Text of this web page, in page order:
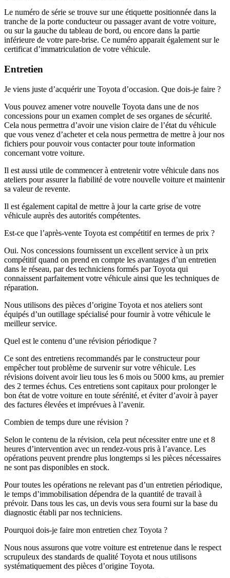
Le numéro de série se trouve sur une étiquette positionnée dans la
tranche de la porte conducteur ou passager avant de votre voiture,
ou sur la gauche du tableau de bord, ou encore dans la partie
inférieure de votre pare-brise. Ce numéro apparait également sur le
certificat d’immatriculation de votre véhicule.
Entretien
Je viens juste d’acquérir une Toyota d’occasion. Que dois-je faire ?
Vous pouvez amener votre nouvelle Toyota dans une de nos
concessions pour un examen complet de ses organes de sécurité.
Cela nous permettra d’avoir une vision claire de l’état du véhicule
que vous venez d’acheter et cela nous permettra de mettre à jour nos
fichiers pour pouvoir vous contacter pour toute information
concernant votre voiture.
Il est aussi utile de commencer à entretenir votre véhicule dans nos
ateliers pour assurer la fiabilité de votre nouvelle voiture et maintenir
sa valeur de revente.
Il est également capital de mettre à jour la carte grise de votre
véhicule auprès des autorités compétentes.
Est-ce que l’après-vente Toyota est compétitif en termes de prix ?
Oui. Nos concessions fournissent un excellent service à un prix
compétitif quand on prend en compte les avantages d’un entretien
dans le réseau, par des techniciens formés par Toyota qui
connaissent parfaitement votre véhicule ainsi que les techniques de
réparation.
Nous utilisons des pièces d’origine Toyota et nos ateliers sont
équipés d’un outillage spécialisé pour fournir à votre véhicule le
meilleur service.
Quel est le contenu d’une révision périodique ?
Ce sont des entretiens recommandés par le constructeur pour
empêcher tout problème de survenir sur votre véhicule. Les
révisions doivent avoir lieu tous les 6 mois ou 5000 kms, au premier
des 2 termes échus. Ces entretiens sont capitaux pour prolonger le
bon état de votre voiture en toute sérénité, et éviter d’avoir à payer
des factures élevées et imprévues à l’avenir.
Combien de temps dure une révision ?
Selon le contenu de la révision, cela peut nécessiter entre une et 8
heures d’intervention avec un rendez-vous pris à l’avance. Les
opérations peuvent prendre plus longtemps si les pièces nécessaires
ne sont pas disponibles en stock.
Pour toutes les opérations ne relevant pas d’un entretien périodique,
le temps d’immobilisation dépendra de la quantité de travail à
prévoir. Dans tous les cas, un devis vous sera fourni sur la base du
diagnostic établi par nos techniciens.
Pourquoi dois-je faire mon entretien chez Toyota ?
Nous nous assurons que votre voiture est entretenue dans le respect
scrupuleux des standards de qualité Toyota et nous utilisons
systématiquement des pièces d’origine Toyota.